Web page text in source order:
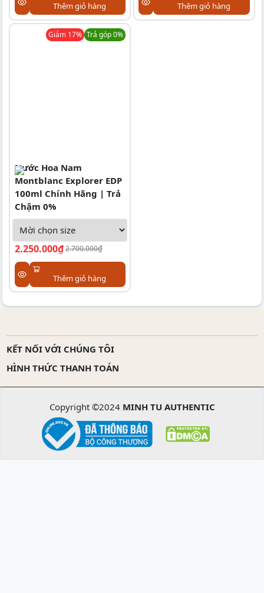
Thêm giỏ hàng Thêm giỏ hàng
Giảm 17% Trả góp 0%
Nước Hoa Nam
Montblanc Explorer EDP
100ml Chính Hãng | Trả
Chậm 0%
2.250.000₫ 2.700.000₫
Thêm giỏ hàng
KẾT NỐI VỚI CHÚNG TÔI
HÌNH THỨC THANH TOÁN
Copyright ©2024 MINH TU AUTHENTIC